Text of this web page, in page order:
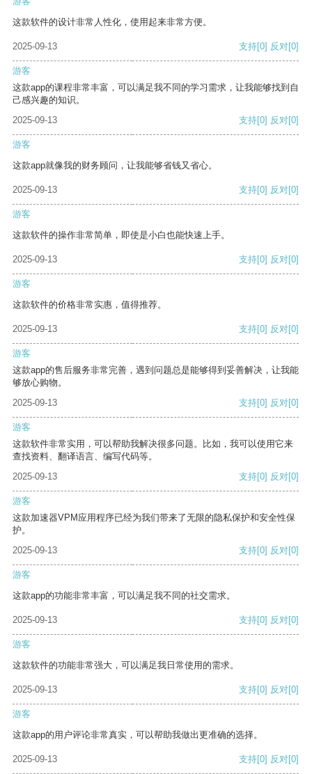
这款软件的设计非常人性化，使用起来非常方便。
2025-09-13 支持[0] 反对[0]
游客
这款app的课程非常丰富，可以满足我不同的学习需求，让我能够找到自
己感兴趣的知识。
2025-09-13
支持[0] 反对[0]
游客
这款app就像我的财务顾问，让我能够省钱又省心。
2025-09-13 支持[0] 反对[0]
游客
这款软件的操作非常简单，即使是小白也能快速上手。
2025-09-13 支持[0] 反对[0]
游客
这款软件的价格非常实惠，值得推荐。
2025-09-13 支持[0] 反对[0]
游客
这款app的售后服务非常完善，遇到问题总是能够得到妥善解决，让我能
够放心购物。
2025-09-13
支持[0] 反对[0]
游客
这款软件非常实用，可以帮助我解决很多问题。比如，我可以使用它来
查找资料、翻译语言、编写代码等。
2025-09-13
支持[0] 反对[0]
游客
这款加速器VPM应用程序已经为我们带来了无限的隐私保护和安全性保
护。
2025-09-13
支持[0] 反对[0]
游客
这款app的功能非常丰富，可以满足我不同的社交需求。
2025-09-13 支持[0] 反对[0]
游客
这款软件的功能非常强大，可以满足我日常使用的需求。
2025-09-13 支持[0] 反对[0]
游客
这款app的用户评论非常真实，可以帮助我做出更准确的选择。
2025-09-13 支持[0] 反对[0]